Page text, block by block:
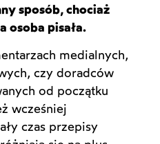
sposób, chociaż
osoba pisała.
medialnych,
czy doradców
od początku
wcześniej
czas przepisy